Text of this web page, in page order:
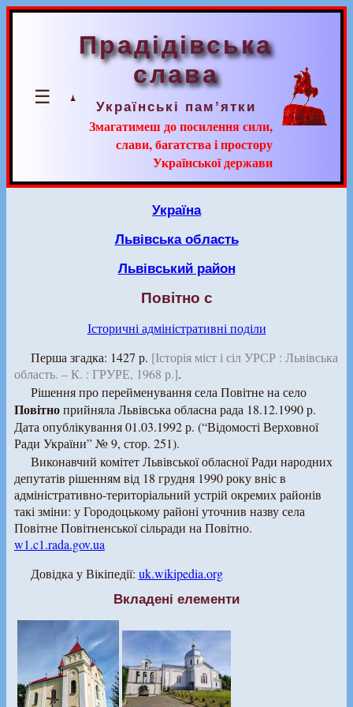
☰
Прадідівська
слава
Українські пам’ятки
Змагатимеш до посилення сили,
слави, багатства і простору
Української держави
Україна
Львівська область
Львівський район
Повітно с
Історичні адміністративні поділи
Перша згадка: 1427 р. [Історія міст і сіл УРСР : Львівська
область. – К. : ГРУРЕ, 1968 р.].
Рішення про перейменування села Повітне на село
Повітноприйняла Львівська обласна рада 18.12.1990 р.
Дата опублікування 01.03.1992 р. (“Відомості Верховної
Ради України” № 9, стор. 251).
Виконавчий комітет Львівської обласної Ради народних
депутатів рішенням від 18 грудня 1990 року вніс в
адміністративно-територіальний устрій окремих районів
такі зміни: у Городоцькому районі уточнив назву села
Повітне Повітненської сільради на Повітно.
w1.c1.rada.gov.ua
Довідка у Вікіпедії: uk.wikipedia.org
Вкладені елементи